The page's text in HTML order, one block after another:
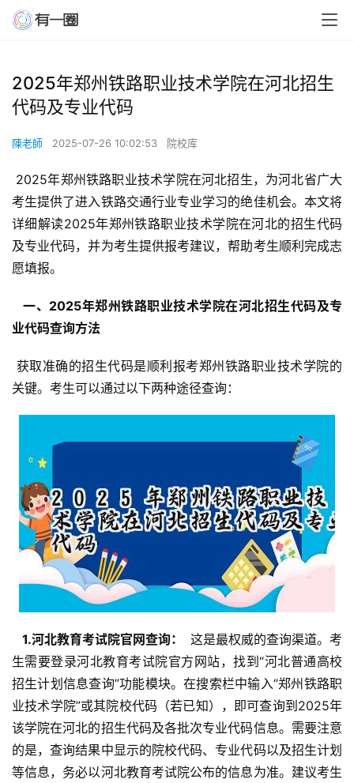
2025年郑州铁路职业技术学院在河北招生
代码及专业代码
陳老師 2025-07-26 10:02:53 院校库
考生提供了进入铁路交通行业专业学习的绝佳机会。本文将
详细解读2025年郑州铁路职业技术学院在河北的招生代码
及专业代码，并为考生提供报考建议，帮助考生顺利完成志
愿填报。
  一、2025年郑州铁路职业技术学院在河北招生代码及专
业代码查询方法
关键。考生可以通过以下两种途径查询：
  1.河北教育考试院官网查询：
这是最权威的查询渠道。考
生需要登录河北教育考试院官方网站，找到“河北普通高校
招生计划信息查询”功能模块。在搜索栏中输入“郑州铁路职
业技术学院”或其院校代码（若已知），即可查询到2025年
该学院在河北的招生代码及各批次专业代码信息。需要注意
的是，查询结果中显示的院校代码、专业代码以及招生计划
等信息，务必以河北教育考试院公布的信息为准。建议考生